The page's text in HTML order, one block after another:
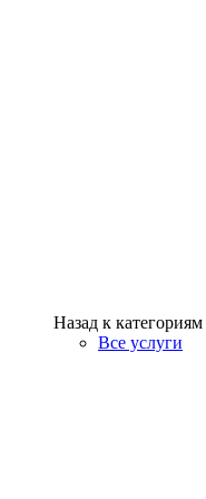
Назад к категориям
Все услуги